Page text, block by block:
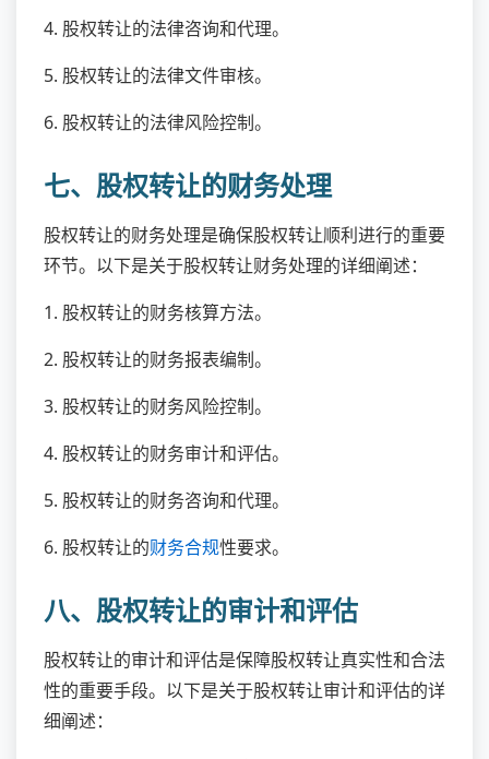
4. 股权转让的法律咨询和代理。
5. 股权转让的法律文件审核。
6. 股权转让的法律风险控制。
七、股权转让的财务处理
股权转让的财务处理是确保股权转让顺利进行的重要
环节。以下是关于股权转让财务处理的详细阐述：
1. 股权转让的财务核算方法。
2. 股权转让的财务报表编制。
3. 股权转让的财务风险控制。
4. 股权转让的财务审计和评估。
5. 股权转让的财务咨询和代理。
6. 股权转让的财务合规性要求。
八、股权转让的审计和评估
股权转让的审计和评估是保障股权转让真实性和合法
性的重要手段。以下是关于股权转让审计和评估的详
细阐述：